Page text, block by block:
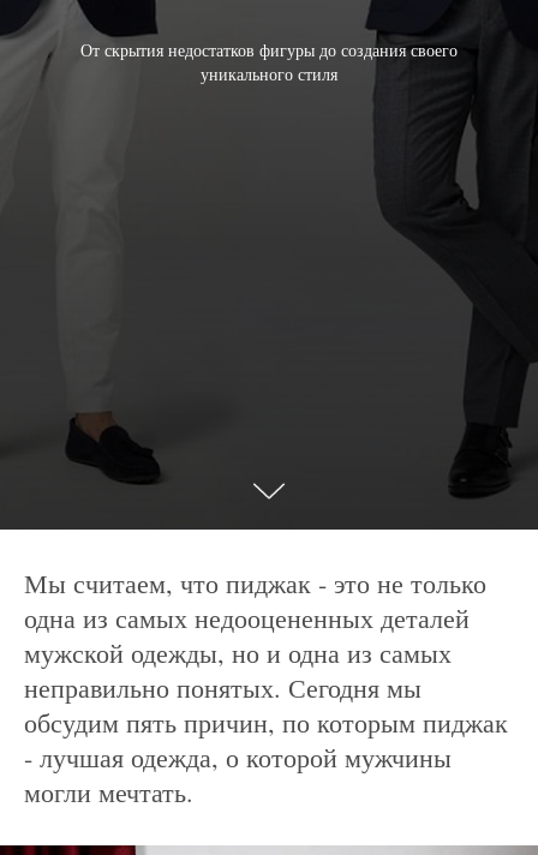
От скрытия недостатков фигуры до создания своего
уникального стиля
Мы считаем, что пиджак - это не только
одна из самых недооцененных деталей
мужской одежды, но и одна из самых
неправильно понятых. Сегодня мы
обсудим пять причин, по которым пиджак
- лучшая одежда, о которой мужчины
могли мечтать.